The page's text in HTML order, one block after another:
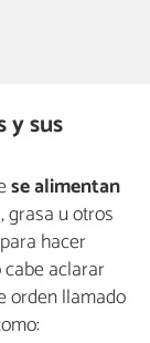
y sus
se alimentan
grasa u otros
hacer
aclarar
orden llamado